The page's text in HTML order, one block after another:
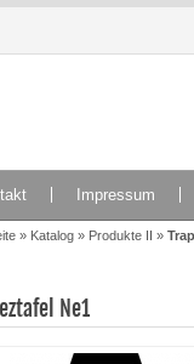
Impressum
» Katalog » Produkte II »
Ne1